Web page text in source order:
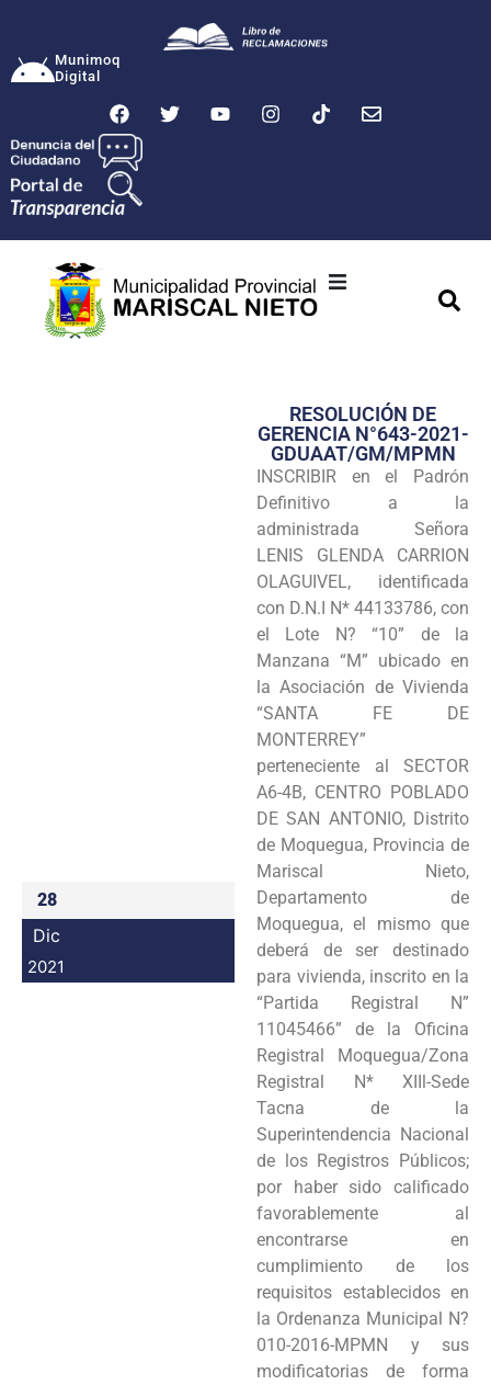
Munimoq
Digital
Transparencia
Seguridad
Programas
Intranet
28
Dic
2021
RESOLUCIÓN DE
GERENCIA N°643-2021-
GDUAAT/GM/MPMN
INSCRIBIR en el Padrón
Definitivo a la
administrada Señora
LENIS GLENDA CARRION
OLAGUIVEL, identificada
con D.N.I N* 44133786, con
el Lote N? “10” de la
Manzana “M” ubicado en
la Asociación de Vivienda
“SANTA FE DE
MONTERREY”
perteneciente al SECTOR
A6-4B, CENTRO POBLADO
DE SAN ANTONIO, Distrito
de Moquegua, Provincia de
Mariscal Nieto,
Departamento de
Moquegua, el mismo que
deberá de ser destinado
para vivienda, inscrito en la
“Partida Registral N”
11045466” de la Oficina
Registral Moquegua/Zona
Registral N* XIIl-Sede
Tacna de la
Superintendencia Nacional
de los Registros Públicos;
por haber sido calificado
favorablemente al
encontrarse en
cumplimiento de los
requisitos establecidos en
la Ordenanza Municipal N?
010-2016-MPMN y sus
modificatorias de forma